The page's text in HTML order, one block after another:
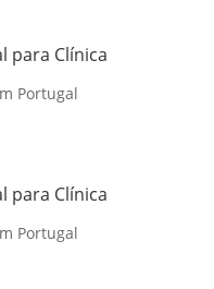
para Clínica
Portugal
para Clínica
Portugal